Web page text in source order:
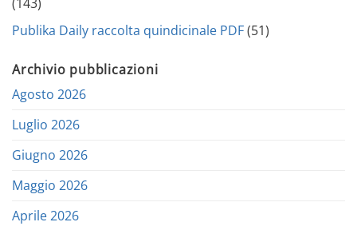
Publika Daily raccolta quindicinale PDF(51)
Archivio pubblicazioni
Agosto 2026
Luglio 2026
Giugno 2026
Maggio 2026
Aprile 2026